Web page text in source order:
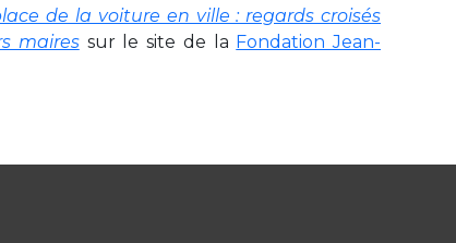
de la voiture en ville : regards croisés
mairessur le site de la Fondation Jean-